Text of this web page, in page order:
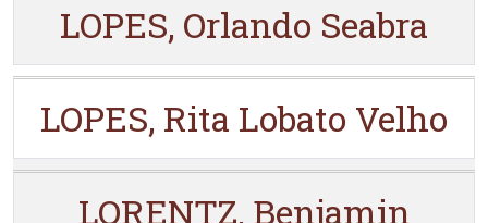
LOPES, Orlando Seabra
LOPES, Rita Lobato Velho
LORENTZ, Benjamin